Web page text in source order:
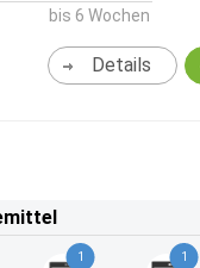
bis 6 Wochen
Details
1 1